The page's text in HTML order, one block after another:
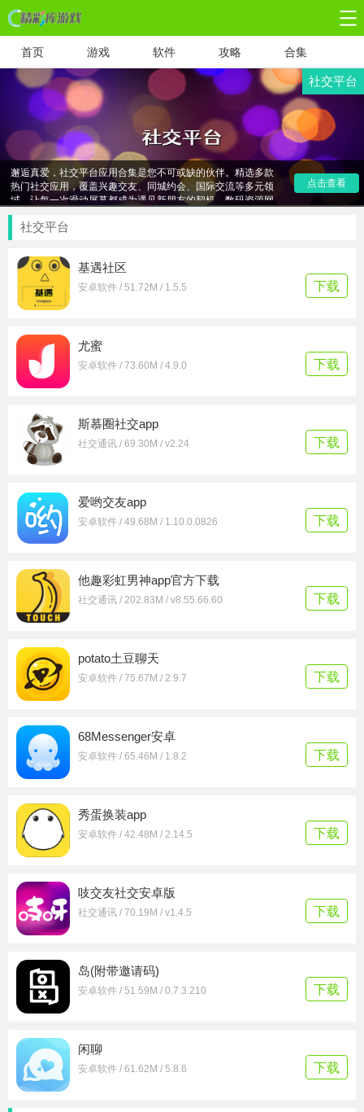
首页 游戏 软件 攻略 合集
社交平台
社交新纪元，连接无界限！无论您渴望拓宽社交圈，还是期待
邂逅真爱，社交平台应用合集是您不可或缺的伙伴。精选多款
热门社交应用，覆盖兴趣交友、同城约会、国际交流等多元领
域，让每一次滑动屏幕都成为遇见新朋友的契机。数码资源网
精心整理，只为让您在数字海洋中畅游无阻，畅享交流的乐
趣，让社交生活更加丰富多彩！
点击查看
社交平台
基遇社区
安卓软件 / 51.72M / 1.5.5 下载
尤蜜
安卓软件 / 73.60M / 4.9.0 下载
斯慕圈社交app
社交通讯 / 69.30M / v2.24 下载
爱哟交友app
安卓软件 / 49.68M / 1.10.0.0826 下载
他趣彩虹男神app官方下载
社交通讯 / 202.83M / v8.55.66.60 下载
potato土豆聊天
安卓软件 / 75.67M / 2.9.7 下载
68Messenger安卓
安卓软件 / 65.46M / 1.8.2 下载
秀蛋换装app
安卓软件 / 42.48M / 2.14.5 下载
吱交友社交安卓版
社交通讯 / 70.19M / v1.4.5 下载
岛(附带邀请码)
安卓软件 / 51.59M / 0.7.3.210 下载
闲聊
安卓软件 / 61.62M / 5.8.6 下载